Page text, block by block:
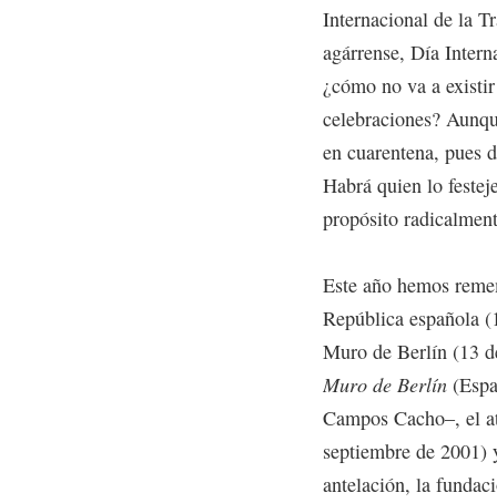
Internacional de la
agárrense, Día
¿cómo no va a
celebraciones?
en cuarentena, pues
Habrá quien lo
propósito
Este año hemos
República española
Muro de Berlín (13
Muro de Berlín
Campos Cacho–, el
septiembre de 2001)
antelación, la